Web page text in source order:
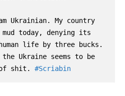
Ukrainian. My country
today, denying its
life by three bucks.
Ukraine seems to be
shit. #Scriabin